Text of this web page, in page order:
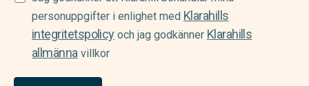
(Required)
personuppgifter i enlighet med Klarahills
integritetspolicyoch jag godkänner Klarahills
allmännavillkor